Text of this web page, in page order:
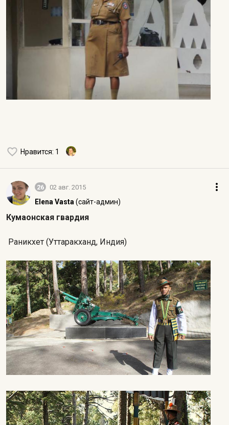
Нравится: 1
26 02 авг. 2015
Elena Vasta (сайт-админ)
Кумаонская гвардия
Раникхет (Уттаракханд, Индия)